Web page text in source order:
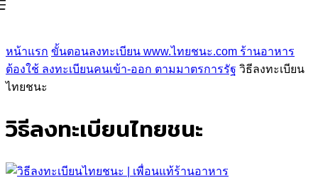
หน้าแรก ขั้นตอนลงทะเบียน www.ไทยชนะ.com ร้านอาหาร
ต้องใช้ ลงทะเบียนคนเข้า-ออก ตามมาตรการรัฐ วิธีลงทะเบียน
ไทยชนะ
วิธีลงทะเบียนไทยชนะ